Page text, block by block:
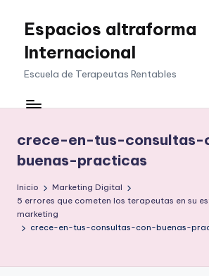
Saltar
contenido
Espacios altraforma
Internacional
Escuela de Terapeutas Rentables
crece-en-tus-consultas-
buenas-practicas
Inicio
Marketing Digital
5 errores que cometen los terapeutas en su
marketing
crece-en-tus-consultas-con-buenas-